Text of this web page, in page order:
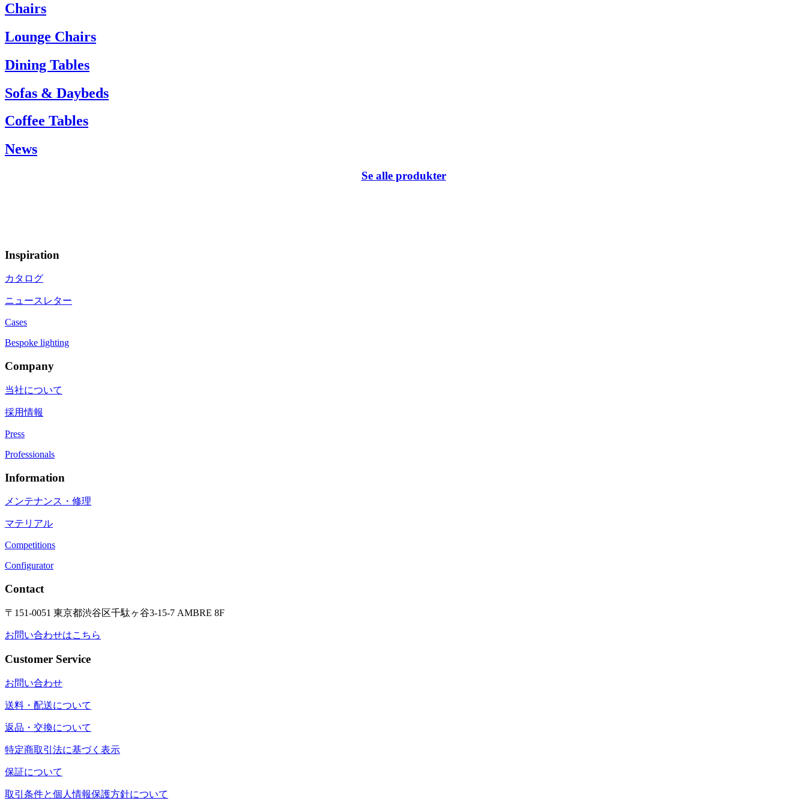
info@carlhansen.dk
Chairs
Lounge Chairs
Dining Tables
Sofas & Daybeds
Coffee Tables
News
Se alle produkter
Inspiration
カタログ
ニュースレター
Cases
Bespoke lighting
Company
当社について
採用情報
Press
Professionals
Information
メンテナンス・修理
マテリアル
Competitions
Configurator
Contact
〒151-0051 東京都渋谷区千駄ヶ谷3-15-7 AMBRE 8F
お問い合わせはこちら
Customer Service
お問い合わせ
送料・配送について
返品・交換について
特定商取引法に基づく表示
保証について
取引条件と個人情報保護方針について